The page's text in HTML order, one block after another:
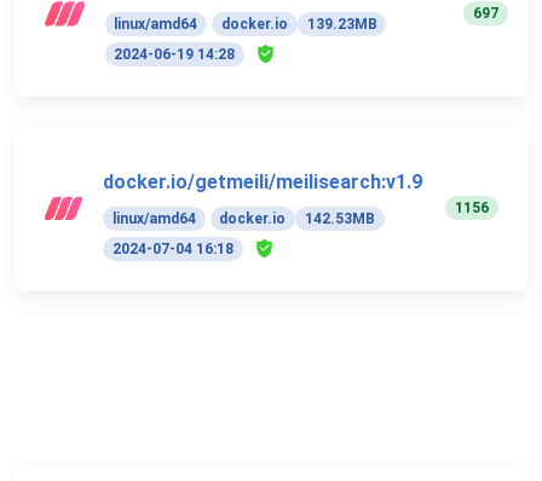
linux/amd64 docker.io
139.23MB
2024-06-19 14:28
697
docker.io/getmeili/meilisearch:v1.9
linux/amd64 docker.io
142.53MB
2024-07-04 16:18
1156